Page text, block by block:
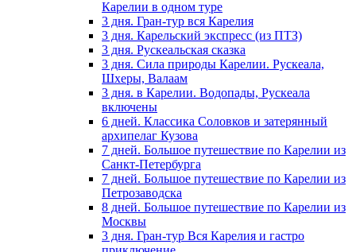
Карелии в одном туре
3 дня. Гран-тур вся Карелия
3 дня. Карельский экспресс (из ПТЗ)
3 дня. Рускеальская сказка
3 дня. Сила природы Карелии. Рускеала,
Шхеры, Валаам
3 дня. в Карелии. Водопады, Рускеала
включены
6 дней. Классика Соловков и затерянный
архипелаг Кузова
7 дней. Большое путешествие по Карелии из
Санкт-Петербурга
7 дней. Большое путешествие по Карелии из
Петрозаводска
8 дней. Большое путешествие по Карелии из
Москвы
3 дня. Гран-тур Вся Карелия и гастро